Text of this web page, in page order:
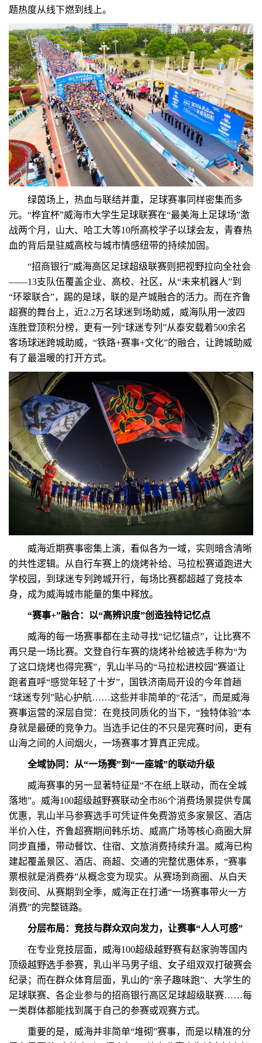
题热度从线下燃到线上。
绿茵场上，热血与联结并重，足球赛事同样密集而多
元。“桦宜杯”威海市大学生足球联赛在“最美海上足球场”激
战两个月，山大、哈工大等10所高校学子以球会友，青春热
血的背后是驻威高校与城市情感纽带的持续加固。
“招商银行”威海高区足球超级联赛则把视野拉向全社会
——13支队伍覆盖企业、高校、社区，从“未来机器人”到
“环翠联合”，踢的是球，联的是产城融合的活力。而在齐鲁
超赛的舞台上，近2.2万名球迷到场助威，威海队用一波四
连胜登顶积分榜，更有一列“球迷专列”从泰安载着500余名
客场球迷跨城助威，“铁路+赛事+文化”的融合，让跨城助威
有了最温暖的打开方式。
威海近期赛事密集上演，看似各为一域，实则暗含清晰
的共性逻辑。从自行车赛上的烧烤补给、马拉松赛道跑进大
学校园，到球迷专列跨城开行，每场比赛都超越了竞技本
身，成为威海城市能量的集中释放。
“赛事+”融合：以“高辨识度”创造独特记忆点
威海的每一场赛事都在主动寻找“记忆锚点”，让比赛不
再只是一场比赛。文登自行车赛的烧烤补给被选手称为“为
了这口烧烤也得完赛”，乳山半马的“马拉松进校园”赛道让
跑者直呼“感觉年轻了十岁”，国铁济南局开设的今年首趟
“球迷专列”贴心护航……这些并非简单的“花活”，而是威海
赛事运营的深层自觉：在竞技同质化的当下，“独特体验”本
身就是最硬的竞争力。当选手记住的不只是完赛时间，更有
山海之间的人间烟火，一场赛事才算真正完成。
全域协同：从“一场赛”到“一座城”的联动升级
威海赛事的另一显著特征是“不在纸上联动，而在全城
落地”。威海100超级越野赛联动全市86个消费场景提供专属
优惠，乳山半马参赛选手可凭证件免费游览多家景区、酒店
半价入住，齐鲁超赛期间韩乐坊、威高广场等核心商圈大屏
同步直播，带动餐饮、住宿、文旅消费持续升温。威海已构
建起覆盖景区、酒店、商超、交通的完整优惠体系，“赛事
票根就是消费券”从概念变为现实。从赛场到商圈、从白天
到夜间、从赛期到全季，威海正在打通“一场赛事带火一方
消费”的完整链路。
分层布局：竞技与群众双向发力，让赛事“人人可感”
在专业竞技层面，威海100超级越野赛有赵家驹等国内
顶级越野选手参赛，乳山半马男子组、女子组双双打破赛会
纪录；而在群众体育层面，乳山的“亲子趣味跑”、大学生的
足球联赛、各企业参与的招商银行高区足球超级联赛……每
一类群体都能找到属于自己的参赛或观赛方式。
重要的是，威海并非简单“堆砌”赛事，而是以精准的分